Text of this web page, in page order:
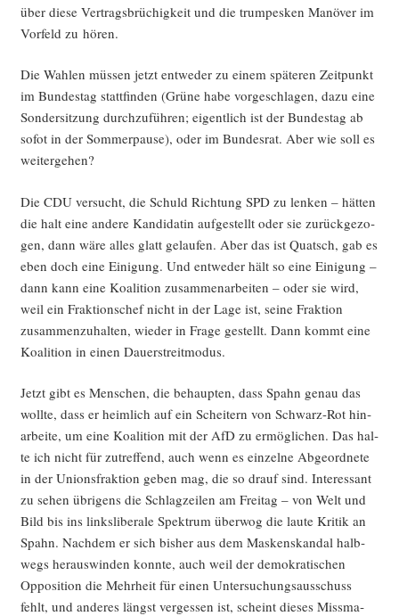
über die­se Ver­trags­brü­chig­keit und die trumpes­ken Manö­ver im
Vor­feld zu hören.
Die Wah­len müs­sen jetzt ent­we­der zu einem spä­te­ren Zeit­punkt
im Bun­des­tag statt­fin­den (Grü­ne habe vor­ge­schla­gen, dazu eine
Son­der­sit­zung durch­zu­füh­ren; eigent­lich ist der Bun­des­tag ab
sofot in der Som­mer­pau­se), oder im Bun­des­rat. Aber wie soll es
weitergehen?
Die CDU ver­sucht, die Schuld Rich­tung SPD zu len­ken – hät­ten
die halt eine ande­re Kan­di­da­tin auf­ge­stellt oder sie zurück­ge­zo­
gen, dann wäre alles glatt gelau­fen. Aber das ist Quatsch, gab es
eben doch eine Eini­gung. Und ent­we­der hält so eine Eini­gung –
dann kann eine Koali­ti­on zusam­men­ar­bei­ten – oder sie wird,
weil ein Frak­ti­ons­chef nicht in der Lage ist, sei­ne Frak­ti­on
zusam­men­zu­hal­ten, wie­der in Fra­ge gestellt. Dann kommt eine
Koali­ti­on in einen Dauerstreitmodus.
Jetzt gibt es Men­schen, die behaup­ten, dass Spahn genau das
woll­te, dass er heim­lich auf ein Schei­tern von Schwarz-Rot hin­
ar­bei­te, um eine Koali­ti­on mit der AfD zu ermög­li­chen. Das hal­
te ich nicht für zutref­fend, auch wenn es ein­zel­ne Abge­ord­ne­te
in der Uni­ons­frak­ti­on geben mag, die so drauf sind. Inter­es­sant
zu sehen übri­gens die Schlag­zei­len am Frei­tag – von Welt und
Bild bis ins links­li­be­ra­le Spek­trum über­wog die lau­te Kri­tik an
Spahn. Nach­dem er sich bis­her aus dem Mas­ken­skan­dal halb­
wegs her­aus­win­den konn­te, auch weil der demo­kra­ti­schen
Oppo­si­ti­on die Mehr­heit für einen Unter­su­chungs­aus­schuss
fehlt, und ande­res längst ver­ges­sen ist, scheint die­ses Miss­ma­